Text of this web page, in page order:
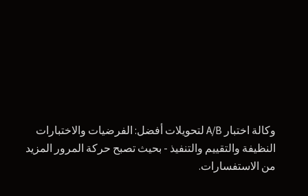
وكالة اختبار A/B لتحويلات أفضل: الفرضيات والاختبارات
النظيفة والتقييم والتنفيذ - بحيث تصبح حركة المرور المزيد
من الاستفسارات.